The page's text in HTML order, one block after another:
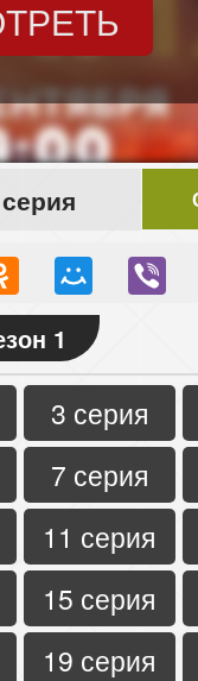
1
3 серия
7 серия
11 серия
15 серия
19 серия